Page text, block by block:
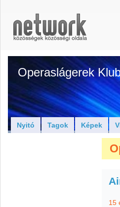
Operaslágerek
Nyitó Tagok Képek
15